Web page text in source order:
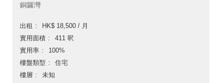
銅鑼灣
出租
HK$ 18,500 / 月
實用面積
411 呎
實用率
100%
樓盤類型
住宅
樓層
未知